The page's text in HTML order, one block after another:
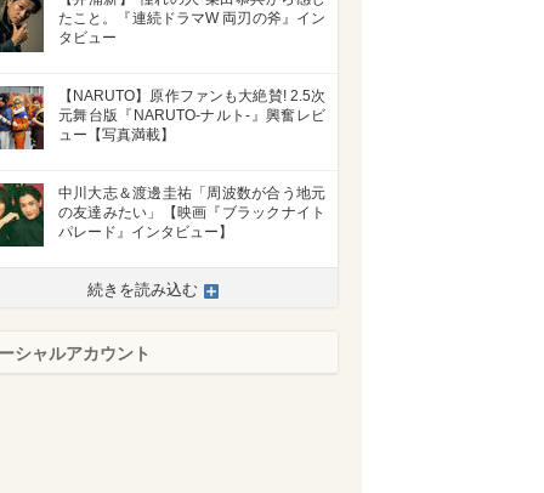
たこと。『連続ドラマW 両刃の斧』イン
タビュー
【NARUTO】原作ファンも大絶賛! 2.5次
元舞台版『NARUTO-ナルト-』興奮レビ
ュー【写真満載】
中川大志＆渡邊圭祐「周波数が合う地元
の友達みたい」【映画『ブラックナイト
パレード』インタビュー】
続きを読み込む
シャルアカウント